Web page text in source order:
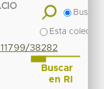
38282
Buscar
Esta
Buscar
en RI